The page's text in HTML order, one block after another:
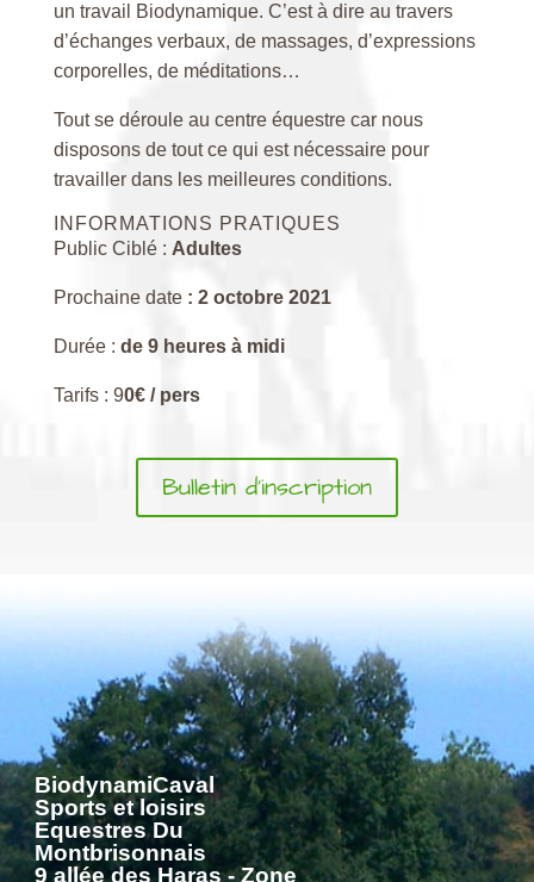
un travail Biodynamique. C’est à dire au travers
d’échanges verbaux, de massages, d’expressions
corporelles, de méditations…
Tout se déroule au centre équestre car nous
disposons de tout ce qui est nécessaire pour
travailler dans les meilleures conditions.
INFORMATIONS PRATIQUES
Public Ciblé : Adultes
Prochaine date : 2 octobre 2021
Durée : de 9 heures à midi
Tarifs : 90€ / pers
Bulletin d'inscription
BiodynamiCaval
Sports et loisirs
Equestres Du
Montbrisonnais
9 allée des Haras - Zone